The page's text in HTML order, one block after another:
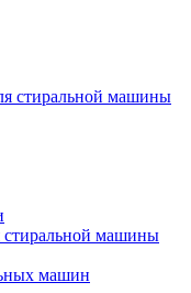
стиральной машины
машины
машин